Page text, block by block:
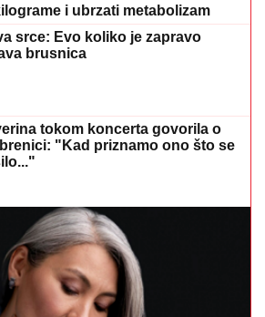
i ubrzati metabolizam
srce: Evo koliko je zapravo
brusnica
tokom koncerta govorila o
"Kad priznamo ono što se